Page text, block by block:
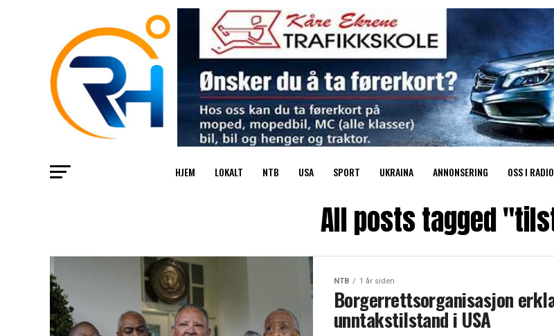
HJEM LOKALT NTB USA SPORT UKRAINA ANNONSERING OSS I
All posts tagged
NTB 1 år siden
Borgerrettsorganisasjon
unntakstilstand i USA